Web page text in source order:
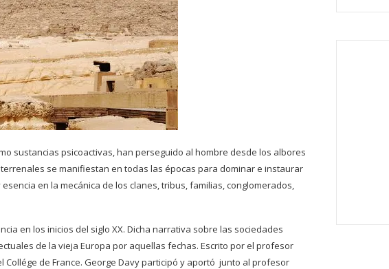
sustancias psicoactivas, han perseguido al hombre desde los albores
se manifiestan en todas las épocas para dominar e instaurar
en la mecánica de los clanes, tribus, familias, conglomerados,
en los inicios del siglo XX. Dicha narrativa sobre las sociedades
de la vieja Europa por aquellas fechas. Escrito por el profesor
de France. George Davy participó y aportó junto al profesor